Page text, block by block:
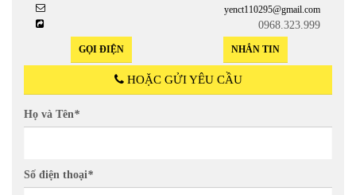
yenct110295@gmail.com
0968.323.999
GỌI ĐIỆN NHẮN TIN
HOẶC GỬI YÊU CẦU
Họ và Tên*
Số điện thoại*